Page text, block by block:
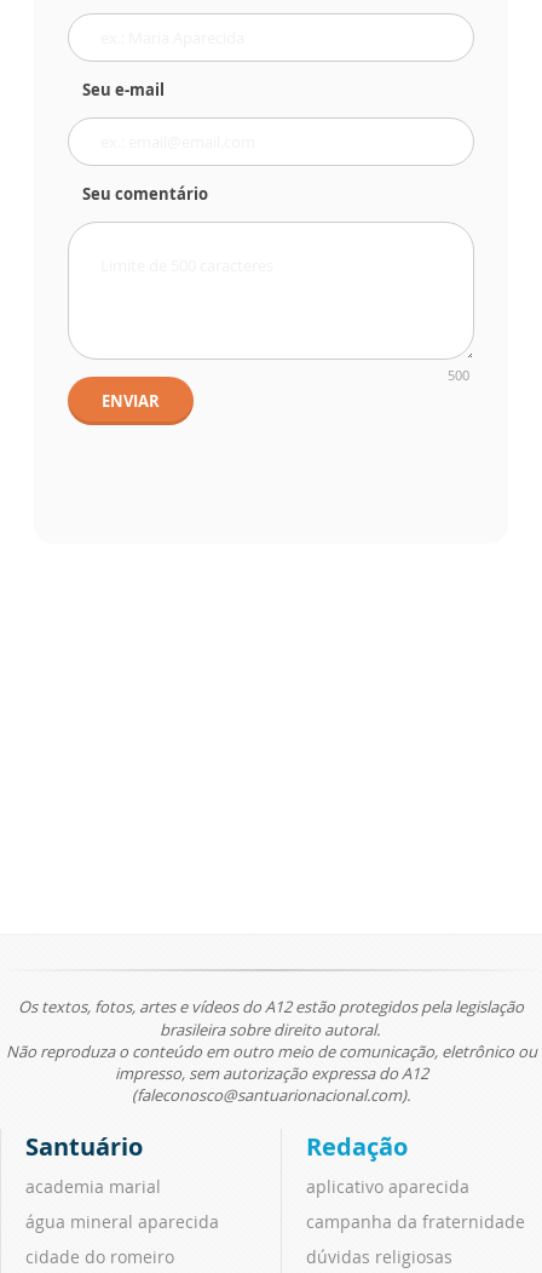
Seu e-mail
Seu comentário
500
ENVIAR
Os textos, fotos, artes e vídeos do A12 estão protegidos pela legislação
brasileira sobre direito autoral.
Não reproduza o conteúdo em outro meio de comunicação, eletrônico ou
impresso, sem autorização expressa do A12
(faleconosco@santuarionacional.com).
Santuário
academia marial
água mineral aparecida
cidade do romeiro
Redação
aplicativo aparecida
campanha da fraternidade
dúvidas religiosas